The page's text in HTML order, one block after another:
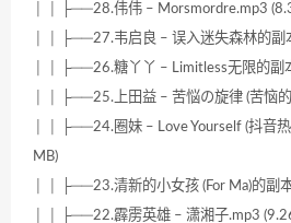
│ │ ├──28.伟伟 – Morsmordre.mp3
│ │ ├──27.韦启良 – 误入迷失森林的副
│ │ ├──26.糖丫丫 – Limitless无限的副
│ │ ├──25.上田益 – 苦悩の旋律 (苦恼
│ │ ├──24.圈妹 – Love Yourself (抖音
MB)
│ │ ├──23.清新的小女孩 (For Ma)的副
│ │ ├──22.霹雳英雄 – 潇湘子.mp3